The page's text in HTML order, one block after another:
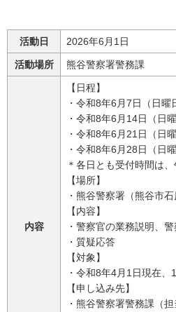
活動日 2026年6月1日
活動場所 熊谷警察署警務課
内容
【日程】
・令和8年6月7日（日
・令和8年6月14日（日
・令和8年6月21日（日
・令和8年6月28日（日
＊各日とも受付時間は
【場所】
・熊谷警察署（熊谷市石
【内容】
・警察官の業務説明、
・質疑応答
【対象】
・令和8年4月1日現在
【申し込み先】
・熊谷警察署警務課（担